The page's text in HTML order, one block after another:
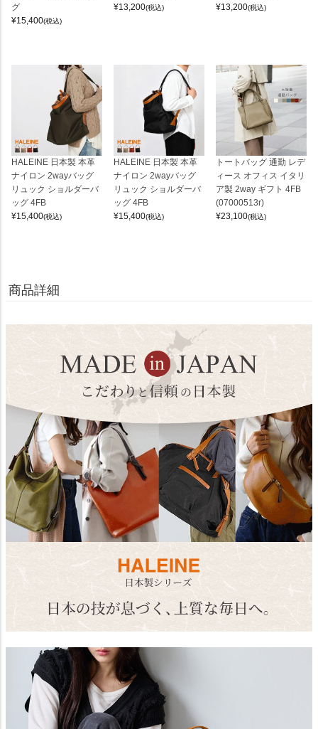
グ
¥15,400(税込)
¥13,200(税込)
¥13,200(税込)
HALEINE 日本製 本革
ナイロン 2wayバッグ
リュック ショルダーバ
ッグ 4FB
¥15,400(税込)
HALEINE 日本製 本革
ナイロン 2wayバッグ
リュック ショルダーバ
ッグ 4FB
¥15,400(税込)
トートバッグ 通勤 レデ
ィース オフィス イタリ
ア製 2way ギフト 4FB
(07000513r)
¥23,100(税込)
商品詳細